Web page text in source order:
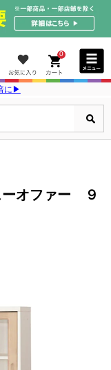
0
に▶
オファー ９